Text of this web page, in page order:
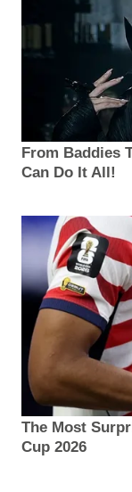
From Baddies
Can Do It All!
The Most
Cup 2026